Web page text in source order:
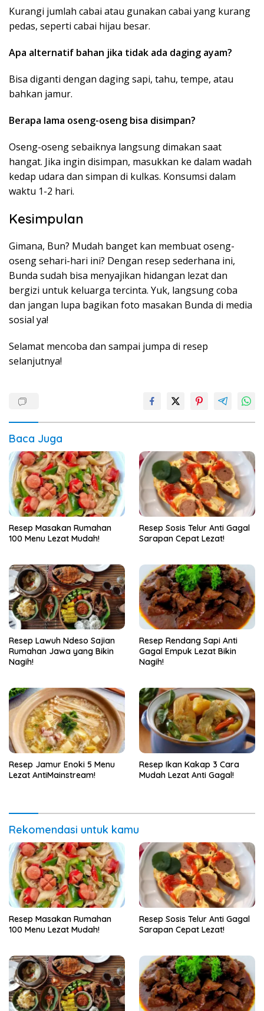
Kurangi jumlah cabai atau gunakan cabai yang kurang
pedas, seperti cabai hijau besar.
Apa alternatif bahan jika tidak ada daging ayam?
Bisa diganti dengan daging sapi, tahu, tempe, atau
bahkan jamur.
Berapa lama oseng-oseng bisa disimpan?
Oseng-oseng sebaiknya langsung dimakan saat
hangat. Jika ingin disimpan, masukkan ke dalam wadah
kedap udara dan simpan di kulkas. Konsumsi dalam
waktu 1-2 hari.
Kesimpulan
Gimana, Bun? Mudah banget kan membuat oseng-
oseng sehari-hari ini? Dengan resep sederhana ini,
Bunda sudah bisa menyajikan hidangan lezat dan
bergizi untuk keluarga tercinta. Yuk, langsung coba
dan jangan lupa bagikan foto masakan Bunda di media
sosial ya!
Selamat mencoba dan sampai jumpa di resep
selanjutnya!
Baca Juga
Resep Masakan Rumahan
100 Menu Lezat Mudah!
Resep Sosis Telur Anti Gagal
Sarapan Cepat Lezat!
Resep Lawuh Ndeso Sajian
Rumahan Jawa yang Bikin
Nagih!
Resep Rendang Sapi Anti
Gagal Empuk Lezat Bikin
Nagih!
Resep Jamur Enoki 5 Menu
Lezat AntiMainstream!
Resep Ikan Kakap 3 Cara
Mudah Lezat Anti Gagal!
Rekomendasi untuk kamu
Resep Masakan Rumahan
100 Menu Lezat Mudah!
Resep Sosis Telur Anti Gagal
Sarapan Cepat Lezat!